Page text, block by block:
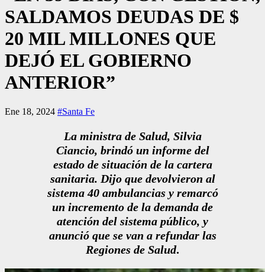
SALDAMOS DEUDAS DE $
20 MIL MILLONES QUE
DEJÓ EL GOBIERNO
ANTERIOR”
Ene 18, 2024 #Santa Fe
La ministra de Salud, Silvia
Ciancio, brindó un informe del
estado de situación de la cartera
sanitaria. Dijo que devolvieron al
sistema 40 ambulancias y remarcó
un incremento de la demanda de
atención del sistema público, y
anunció que se van a refundar las
Regiones de Salud.